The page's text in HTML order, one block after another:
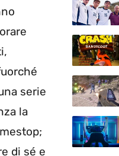
serie
la
di sé e